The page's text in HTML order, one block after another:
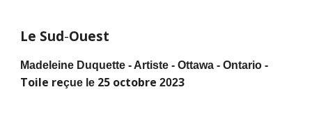
Le Sud-Ouest
Madeleine Duquette - Artiste - Ottawa - Ontario -
Toile reçue le 25 octobre 2023